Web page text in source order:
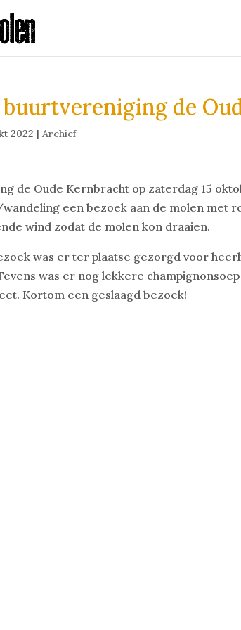
buurtvereniging de
2022 |Archief
de Oude Kernbracht op zaterdag 15
een bezoek aan de molen met
wind zodat de molen kon draaien.
was er ter plaatse gezorgd voor
was er nog lekkere
Kortom een geslaagd bezoek!